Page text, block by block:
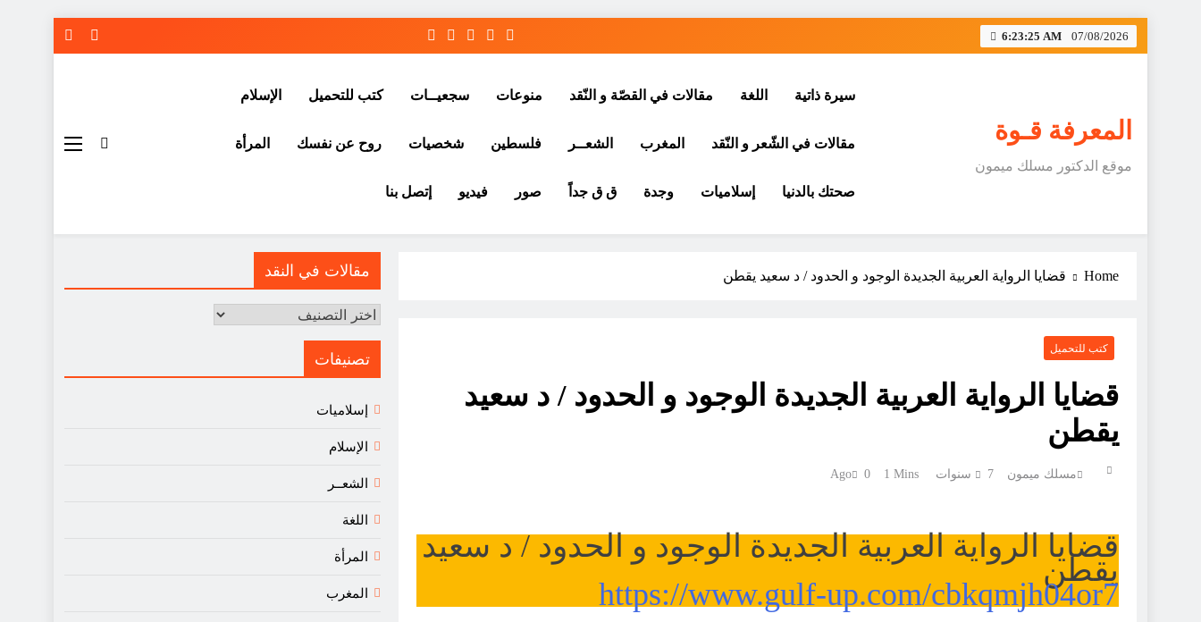
Skip
6:23:25 AM 07/08/2026
المعرفة قـوة
موقع الدكتور مسلك ميمون
سيرة ذاتية اللغة مقالات في القصّة و النّقد منوعات سجعيــات كتب للتحميل الإسلام
مقالات في الشّعر و النّقد المغرب الشعــر فلسطين شخصيات روح عن نفسك المرأة
صحتك بالدنيا إسلاميات وجدة ق ق جداً صور فيديو إتصل بنا
Home قضايا الرواية العربية الجديدة الوجود و الحدود / د سعيد يقطن
كتب للتحميل
قضايا الرواية العربية الجديدة الوجود و الحدود / د سعيد
يقطن
مسلك ميمون 7 سنوات Ago 0 1 Mins
قضايا الرواية العربية الجديدة الوجود و الحدود / د سعيد
يقطن
https://www.gulf-up.com/cbkqmjh04or7
مقالات في النقد
مقالات
النقد
تصنيفات
إسلاميات
الإسلام
الشعــر
اللغة
المرأة
المغرب